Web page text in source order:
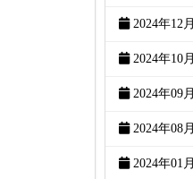
2024年12月
2024年10月
2024年09月
2024年08月
2024年01月